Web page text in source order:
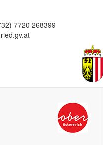
7720 268399